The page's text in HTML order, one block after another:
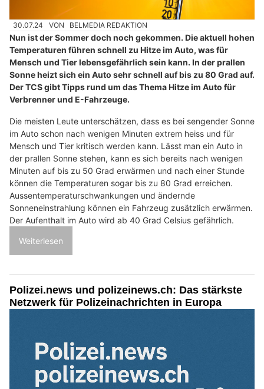
30.07.24 VON BELMEDIA REDAKTION
Nun ist der Sommer doch noch gekommen. Die aktuell hohen
Temperaturen führen schnell zu Hitze im Auto, was für
Mensch und Tier lebensgefährlich sein kann. In der prallen
Sonne heizt sich ein Auto sehr schnell auf bis zu 80 Grad auf.
Der TCS gibt Tipps rund um das Thema Hitze im Auto für
Verbrenner und E-Fahrzeuge.
Die meisten Leute unterschätzen, dass es bei sengender Sonne
im Auto schon nach wenigen Minuten extrem heiss und für
Mensch und Tier kritisch werden kann. Lässt man ein Auto in
der prallen Sonne stehen, kann es sich bereits nach wenigen
Minuten auf bis zu 50 Grad erwärmen und nach einer Stunde
können die Temperaturen sogar bis zu 80 Grad erreichen.
Aussentemperaturschwankungen und ändernde
Sonneneinstrahlung können ein Fahrzeug zusätzlich erwärmen.
Der Aufenthalt im Auto wird ab 40 Grad Celsius gefährlich.
Weiterlesen
Polizei.news und polizeinews.ch: Das stärkste
Netzwerk für Polizeinachrichten in Europa